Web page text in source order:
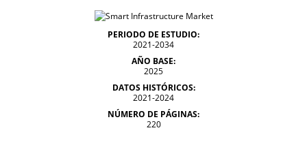
PERIODO DE ESTUDIO:
2021-2034
AÑO BASE:
2025
DATOS HISTÓRICOS:
2021-2024
NÚMERO DE PÁGINAS:
220